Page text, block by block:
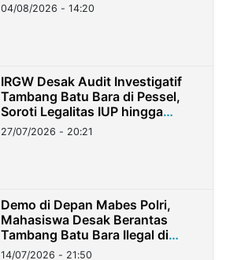
04/08/2026 - 14:20
IRGW Desak Audit Investigatif
Tambang Batu Bara di Pessel,
Soroti Legalitas IUP hingga
Stockpile
27/07/2026 - 20:21
Demo di Depan Mabes Polri,
Mahasiswa Desak Berantas
Tambang Batu Bara Ilegal di
Lampung
14/07/2026 - 21:50